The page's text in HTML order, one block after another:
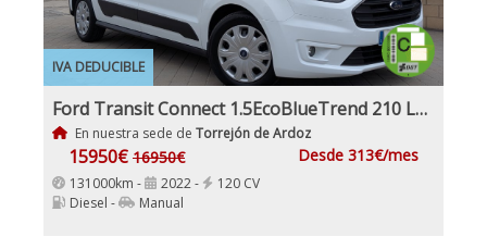
IVA DEDUCIBLE
Ford Transit Connect 1.5EcoBlueTrend 210 L2 4 Puertas 120Cv IVA y Garantía Inc Etiqueta C
En nuestra sede de Torrejón de Ardoz
15950€ 16950€ Desde 313€/mes
131000km - 2022 -
120 CV
Diesel -
Manual